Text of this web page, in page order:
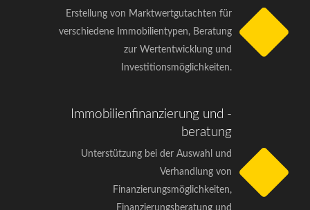
Erstellung von Marktwertgutachten für
verschiedene Immobilientypen, Beratung
zur Wertentwicklung und
Investitionsmöglichkeiten.
Immobilienfinanzierung und -
beratung
Unterstützung bei der Auswahl und
Verhandlung von
Finanzierungsmöglichkeiten,
Finanzierungsberatung und